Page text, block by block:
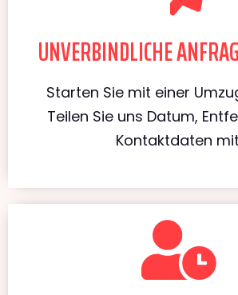
UNVERBINDLICHE
Starten Sie mit einer
Teilen Sie uns Datum,
Kontaktdaten